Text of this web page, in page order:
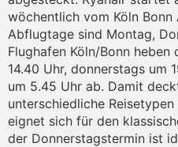
wöchentlich vom Köln
Abflugtage sind Montag,
Flughafen Köln/Bonn
14.40 Uhr, donnerstags um
um 5.45 Uhr ab. Damit
unterschiedliche
eignet sich für den
der Donnerstagstermin ist